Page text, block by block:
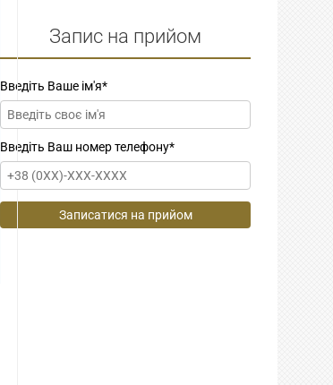
Запис на прийом
Введіть Ваше ім'я*
Введіть Ваш номер телефону*